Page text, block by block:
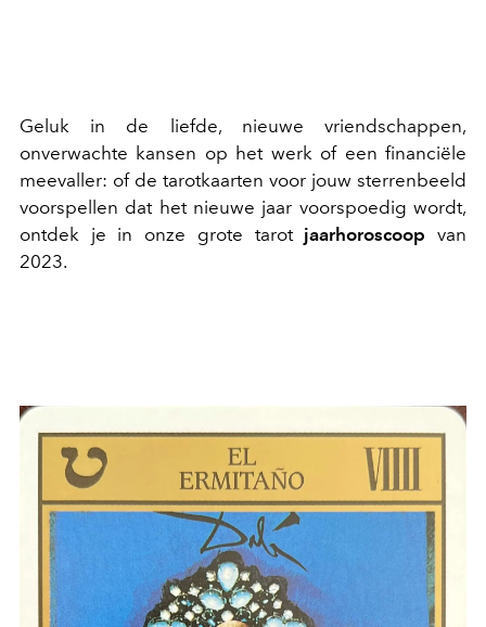
Geluk in de liefde, nieuwe vriendschappen,
onverwachte kansen op het werk of een financiële
meevaller: of de tarotkaarten voor jouw sterrenbeeld
voorspellen dat het nieuwe jaar voorspoedig wordt,
ontdek je in onze grote tarot jaarhoroscoopvan
2023.